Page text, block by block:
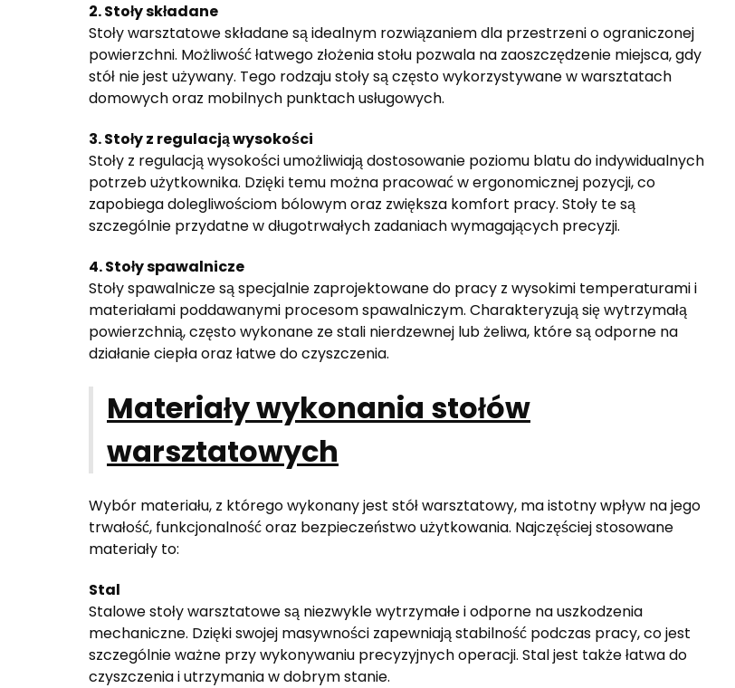
2. Stoły składane
Stoły warsztatowe składane są idealnym rozwiązaniem dla przestrzeni o ograniczonej
powierzchni. Możliwość łatwego złożenia stołu pozwala na zaoszczędzenie miejsca, gdy
stół nie jest używany. Tego rodzaju stoły są często wykorzystywane w warsztatach
domowych oraz mobilnych punktach usługowych.
3. Stoły z regulacją wysokości
Stoły z regulacją wysokości umożliwiają dostosowanie poziomu blatu do indywidualnych
potrzeb użytkownika. Dzięki temu można pracować w ergonomicznej pozycji, co
zapobiega dolegliwościom bólowym oraz zwiększa komfort pracy. Stoły te są
szczególnie przydatne w długotrwałych zadaniach wymagających precyzji.
4. Stoły spawalnicze
Stoły spawalnicze są specjalnie zaprojektowane do pracy z wysokimi temperaturami i
materiałami poddawanymi procesom spawalniczym. Charakteryzują się wytrzymałą
powierzchnią, często wykonane ze stali nierdzewnej lub żeliwa, które są odporne na
działanie ciepła oraz łatwe do czyszczenia.
Materiały wykonania stołów
warsztatowych
Wybór materiału, z którego wykonany jest stół warsztatowy, ma istotny wpływ na jego
trwałość, funkcjonalność oraz bezpieczeństwo użytkowania. Najczęściej stosowane
materiały to:
Stal
Stalowe stoły warsztatowe są niezwykle wytrzymałe i odporne na uszkodzenia
mechaniczne. Dzięki swojej masywności zapewniają stabilność podczas pracy, co jest
szczególnie ważne przy wykonywaniu precyzyjnych operacji. Stal jest także łatwa do
czyszczenia i utrzymania w dobrym stanie.